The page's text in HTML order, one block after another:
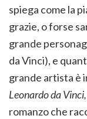
spiega come la
grazie, o forse
grande
da Vinci), e
grande artista è
Leonardo da
romanzo che